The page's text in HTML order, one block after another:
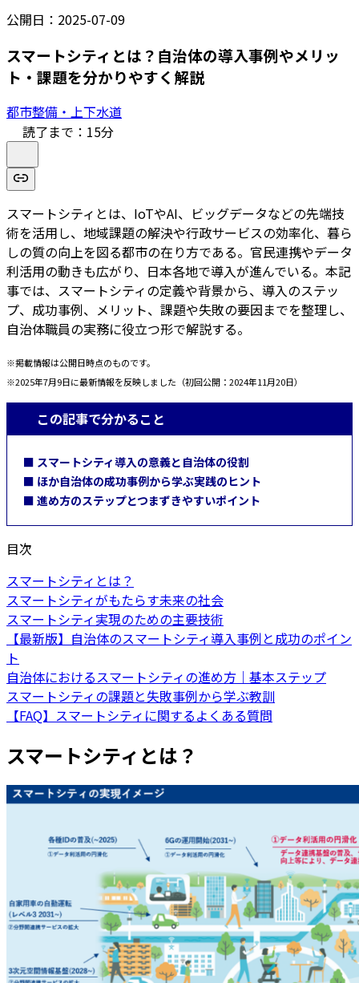
公開日： 2025-07-09
スマートシティとは？自治体の導入事例やメリッ
ト・課題を分かりやすく解説
都市整備・上下水道
読了まで： 15分
スマートシティとは、IoTやAI、ビッグデータなどの先端技
術を活用し、地域課題の解決や行政サービスの効率化、暮ら
しの質の向上を図る都市の在り方である。官民連携やデータ
利活用の動きも広がり、日本各地で導入が進んでいる。本記
事では、スマートシティの定義や背景から、導入のステッ
プ、成功事例、メリット、課題や失敗の要因までを整理し、
自治体職員の実務に役立つ形で解説する。
※掲載情報は公開日時点のものです。
※2025年7月9日に最新情報を反映しました（初回公開：2024年11月20日）
この記事で分かること
■ スマートシティ導入の意義と自治体の役割
■ ほか自治体の成功事例から学ぶ実践のヒント
■ 進め方のステップとつまずきやすいポイント
目次
スマートシティとは？
スマートシティがもたらす未来の社会
スマートシティ実現のための主要技術
【最新版】自治体のスマートシティ導入事例と成功のポイン
ト
自治体におけるスマートシティの進め方｜基本ステップ
スマートシティの課題と失敗事例から学ぶ教訓
【FAQ】スマートシティに関するよくある質問
スマートシティとは？